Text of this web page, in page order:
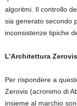
algoritmi. Il controllo
sia generato secondo
inconsistenze tipiche
L’Architettura
Per rispondere a
Zerovis (acronimo di
insieme al marchio